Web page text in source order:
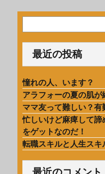
最近の投稿
憧れの人、います？
アラフォーの夏の肌が
ママ友って難しい？有
忙しいけど麻痺して
をゲットなのだ！
転職スキルと人生スキ